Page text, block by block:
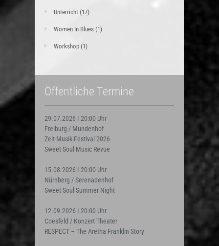
Unterricht (17)
Women In Blues (1)
Workshop (1)
Öffentliche Termine
29.07.2026 I 20:00 Uhr
Freiburg / Mundenhof
Zelt-Musik-Festival 2026
Sweet Soul Music Revue
15.08.2026 I 20:00 Uhr
Nürnberg / Serenadenhof
Sweet Soul Summer Night
12.09.2026 I 20:00 Uhr
Coesfeld / Konzert Theater
RESPECT – The Aretha Franklin Story